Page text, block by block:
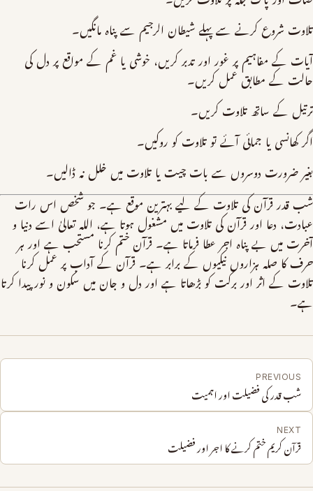
تلاوت شروع کرنے سے پہلے شیطان الرجیم سے پناہ مانگیں۔
آیات کے مفاہیم پر غور اور تدبر کریں، خوشی یا غم کے مواقع پر دل کی
حالت کے مطابق عمل کریں۔
ترتیل کے ساتھ تلاوت کریں۔
اگر کھانسی یا جمائی آئے تو تلاوت کو روکیں۔
بغیر ضرورت دوسروں سے بات چیت یا تلاوت میں خلل نہ ڈالیں۔
شب قدر قرآن کی تلاوت کے لیے بہترین موقع ہے۔ جو شخص اس رات
عبادت، دعا اور قرآن کی تلاوت میں مشغول ہوتا ہے، اللہ تعالیٰ اسے دنیا و
آخرت میں بے پناہ اجر عطا فرماتا ہے۔ قرآن ختم کرنا مستحب ہے اور ہر
حرف کا صلہ ہزاروں نیکیوں کے برابر ہے۔ قرآن کے آداب پر عمل کرنا
تلاوت کے اثر اور برکت کو بڑھاتا ہے اور دل و جان میں سکون و نور پیدا کرتا
ہے۔
PREVIOUS
شب قدر کی فضیلت اور اہمیت
NEXT
قرآن کریم ختم کرنے کا اجر اور فضیلت